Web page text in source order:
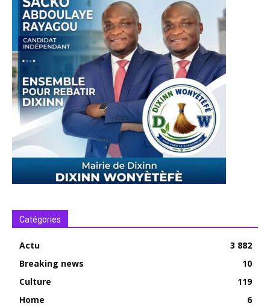
Catégories
Actu
3 882
Breaking news
10
Culture
119
Home
6